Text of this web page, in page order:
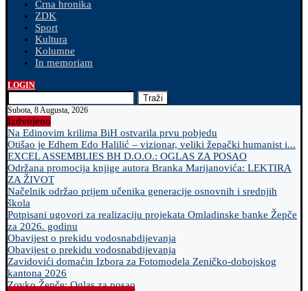
Crna hronika
ZDK
Sport
Kultura
Kolumne
In memoriam
LOGIN
Traži
Subota, 8 Augusta, 2026
Izdvojeno
Na Edinovim krilima BiH ostvarila prvu pobjedu
Otišao je Edhem Edo Halilić – vizionar, veliki žepački humanist i...
EXCEL ASSEMBLIES BH D.O.O.: OGLAS ZA POSAO
Održana promocija knjige autora Branka Marijanovića: LEKTIRA
ZA ŽIVOT
Načelnik održao prijem učenika generacije osnovnih i srednjih
škola
Potpisani ugovori za realizaciju projekata Omladinske banke Žepče
za 2026. godinu
Obavijest o prekidu vodosnabdijevanja
Obavijest o prekidu vodosnabdijevanja
Zavidovići domaćin Izbora za Fotomodela Zeničko-dobojskog
kantona 2026
Zovko Žepče: Oglas za posao